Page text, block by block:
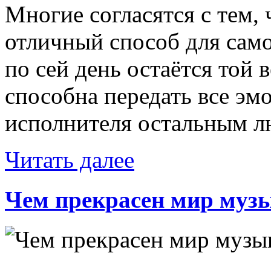
Многие согласятся с тем,
отличный способ для
по сей день остаётся той
способна передать все
исполнителя остальным
Читать далее
Чем прекрасен мир